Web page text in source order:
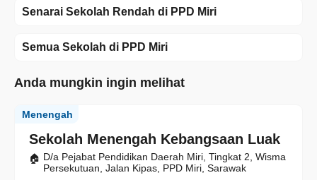
Senarai Sekolah Rendah di PPD Miri
Semua Sekolah di PPD Miri
Anda mungkin ingin melihat
Sekolah Menengah Kebangsaan Luak
Menengah
D/a Pejabat Pendidikan Daerah Miri, Tingkat 2, Wisma
Persekutuan, Jalan Kipas, PPD Miri, Sarawak